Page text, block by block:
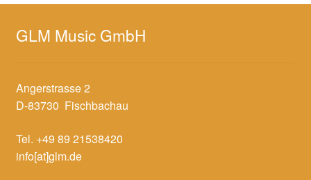
GLM Music GmbH
Angerstrasse 2
D-83730 Fischbachau
Tel. +49 89 21538420
info[at]glm.de